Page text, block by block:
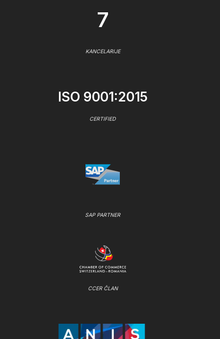
7
KANCELARIJE
ISO 9001:2015
CERTIFIED
SAP PARTNER
CCER ČLAN